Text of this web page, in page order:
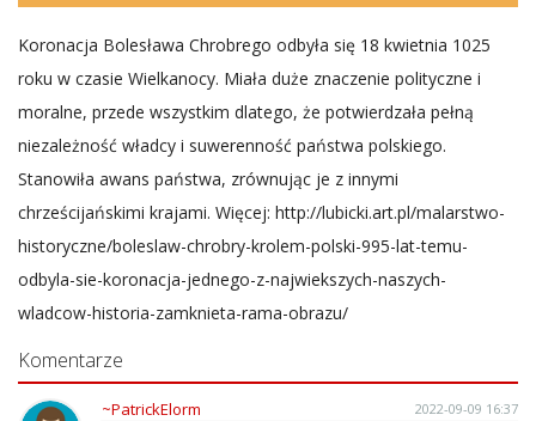
Koronacja Bolesława Chrobrego odbyła się 18 kwietnia 1025
roku w czasie Wielkanocy. Miała duże znaczenie polityczne i
moralne, przede wszystkim dlatego, że potwierdzała pełną
niezależność władcy i suwerenność państwa polskiego.
Stanowiła awans państwa, zrównując je z innymi
chrześcijańskimi krajami. Więcej: http://lubicki.art.pl/malarstwo-
historyczne/boleslaw-chrobry-krolem-polski-995-lat-temu-
odbyla-sie-koronacja-jednego-z-najwiekszych-naszych-
wladcow-historia-zamknieta-rama-obrazu/
Komentarze
~PatrickElorm 2022-09-09 16:37